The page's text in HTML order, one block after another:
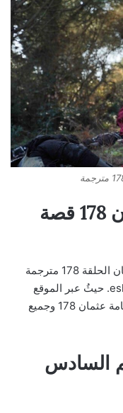
مسلسل المؤسس عثمان 178 قصة
إن رابط متابعة وتحميل مسلسل قيامة عثمان الحلقة 178 مترجمة
الموسم السادس قصة عشق هو esheq.com. حيثُ عبر الموقع
تستطيعون مشاهدة حلقة اليوم مسلسل قيامة عثمان 178 وجميع
الموسم السادس